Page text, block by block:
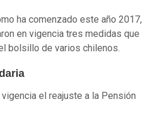
ha comenzado este año 2017,
en vigencia tres medidas que
bolsillo de varios chilenos.
el reajuste a la Pensión